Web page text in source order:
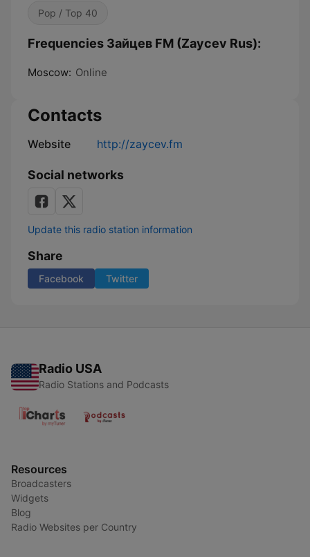
Pop / Top 40
Frequencies Зайцев FM (Zaycev Rus):
Moscow: Online
Contacts
Website http://zaycev.fm
Social networks
Update this radio station information
Share
Facebook Twitter
Radio USA
Radio Stations and Podcasts
Resources
Broadcasters
Widgets
Blog
Radio Websites per Country